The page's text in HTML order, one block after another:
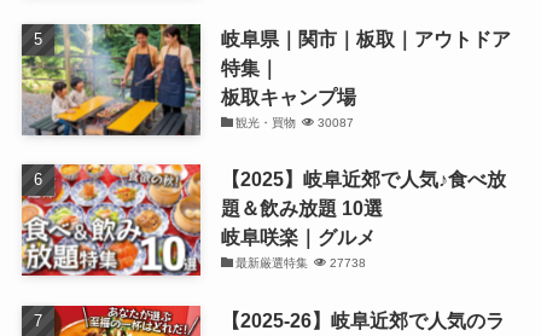
岐阜県｜関市｜板取｜アウトドア
特集｜
板取キャンプ場
観光・買物 30087
【2025】岐阜近郊で人気♪食べ放
題＆飲み放題 10選
岐阜咲楽｜グルメ
最新厳選特集 27738
【2025-26】岐阜近郊で人気のラ